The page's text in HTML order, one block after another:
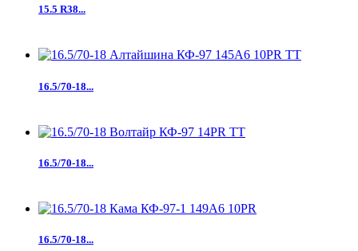
15.5 R38...
16.5/70-18...
16.5/70-18...
16.5/70-18...